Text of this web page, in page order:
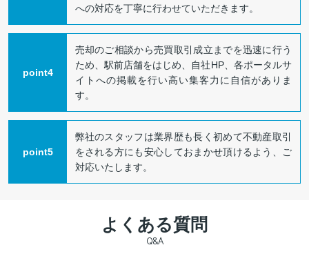
への対応を丁寧に行わせていただきます。
point4
売却のご相談から売買取引成立までを迅速に行う
ため、駅前店舗をはじめ、自社HP、各ポータルサ
イトへの掲載を行い高い集客力に自信がありま
す。
point5
弊社のスタッフは業界歴も長く初めて不動産取引
をされる方にも安心しておまかせ頂けるよう、ご
対応いたします。
よくある質問
Q&A